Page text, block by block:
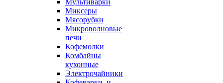
Мультиварки
Миксеры
Мясорубки
Микроволновые
печи
Кофемолки
Комбайны
кухонные
Электрочайники